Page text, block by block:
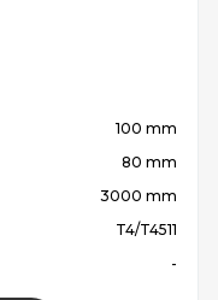
100 mm
80 mm
3000 mm
T4/T4511
-